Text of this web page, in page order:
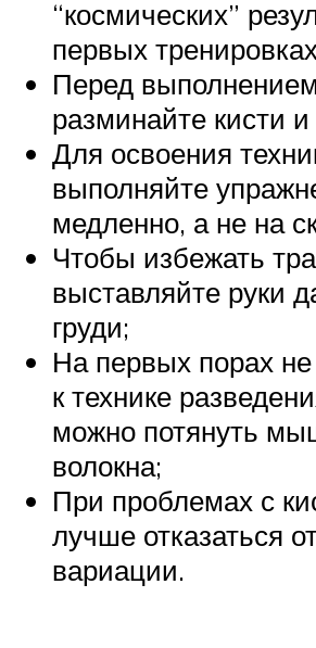
“космических”
первых
Перед выполнением
разминайте кисти и
Для освоения
выполняйте
медленно, а не на
Чтобы избежать
выставляйте руки
груди;
На первых порах не
к технике
можно потянуть
волокна;
При проблемах с
лучше отказаться
вариации.